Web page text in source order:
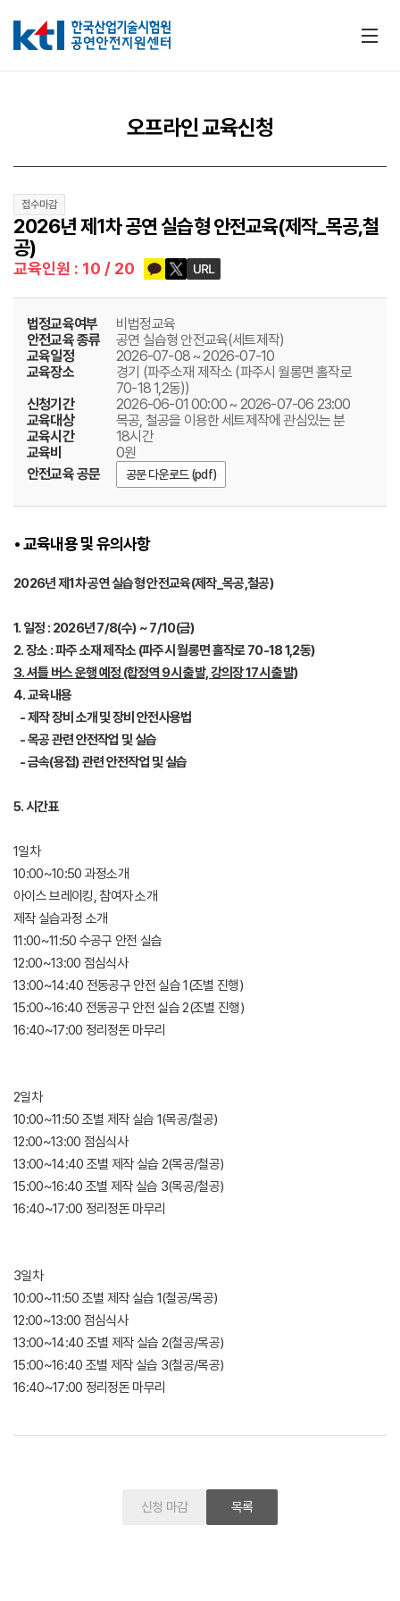
메뉴
오프라인 교육신청
2026년 제1차 공연 실습형 안전교육(제작_목공,철
공)
접수마감
교육인원 : 10 / 20 카카오톡 공유하기
트위터 공유하기
URL 공유하기
법정교육여부
비법정교육
안전교육 종류
공연 실습형 안전교육(세트제작)
교육일정
2026-07-08 ~ 2026-07-10
교육장소
경기 (파주소재 제작소 (파주시 월롱면 홀작로
70-18 1,2동))
신청기간
2026-06-01 00:00 ~ 2026-07-06 23:00
교육대상
목공, 철공을 이용한 세트제작에 관심있는 분
교육시간
18시간
교육비
0원
안전교육 공문
공문 다운로드 (pdf)
• 교육내용 및 유의사항
2026년 제1차 공연 실습형 안전교육(제작_목공,철공)
​1. 일정 : 2026년 7/8(수) ~ 7/10(금)
2. 장소 : 파주 소재 제작소 (파주시 월롱면 홀작로 70-18 1,2동)
3. 셔틀 버스 운행 예정 (합정역 9시 출발, 강의장 17시 출발)
4. 교육내용
- 제작 장비 소개 및 장비 안전사용법
- 목공 관련 안전작업 및 실습
- 금속(용접) 관련 안전작업 및 실습
5. 시간표
1일차
10:00~10:50 과정소개
아이스 브레이킹, 참여자 소개
제작 실습과정 소개
11:00~11:50 수공구 안전 실습
12:00~13:00 점심식사
13:00~14:40 전동공구 안전 실습 1(조별 진행)
15:00~16:40 전동공구 안전 실습 2(조별 진행)
16:40~17:00 정리정돈 마무리
2일차
10:00~11:50 조별 제작 실습 1(목공/철공)
12:00~13:00 점심식사
13:00~14:40 조별 제작 실습 2(목공/철공)
15:00~16:40 조별 제작 실습 3(목공/철공)
16:40~17:00 정리정돈 마무리
3일차
10:00~11:50 조별 제작 실습 1(철공/목공)
12:00~13:00 점심식사
13:00~14:40 조별 제작 실습 2(철공/목공)
15:00~16:40 조별 제작 실습 3(철공/목공)
16:40~17:00 정리정돈 마무리
신청 마감 목록